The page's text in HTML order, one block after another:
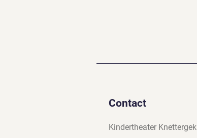
Contact
Kindertheater Knettergek